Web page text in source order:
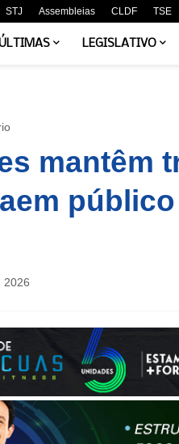
STJ Assembleias CLDF TSE
LEGISLATIVO
mantêm
2026